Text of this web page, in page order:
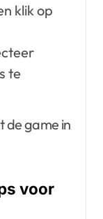
klik op
te
de game in
voor